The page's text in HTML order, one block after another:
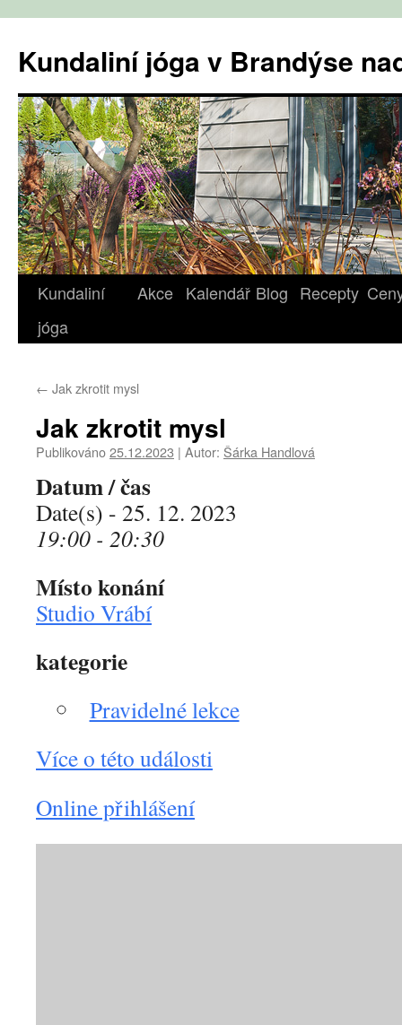
obsahu
webu
Kundaliní jóga v Brandýse
Kundaliní
jóga
Akce Kalendář Blog Recepty
← Jak zkrotit mysl
Jak zkrotit mysl
Publikováno25.12.2023 | Autor: Šárka Handlová
Datum / čas
Date(s) - 25. 12. 2023
19:00 - 20:30
Místo konání
Studio Vrábí
kategorie
Pravidelné lekce
Více o této události
Online přihlášení